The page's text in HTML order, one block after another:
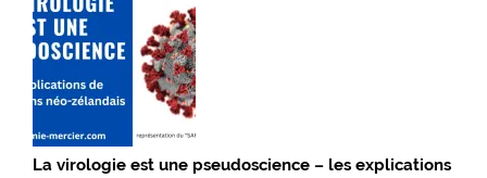
La virologie est une pseudoscience – les explications